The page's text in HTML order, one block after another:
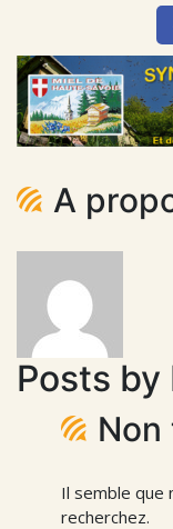
A
Posts by
Non
Il semble que
recherchez.